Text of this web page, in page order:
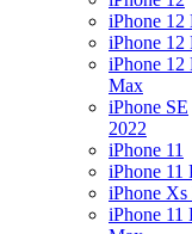
iPhone 12
iPhone 12
iPhone 12
Max
iPhone SE
2022
iPhone 11
iPhone 11
iPhone
iPhone 11